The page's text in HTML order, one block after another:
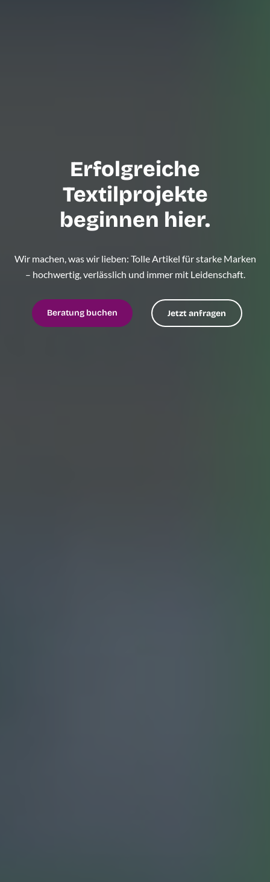
Erfolgreiche
Textilprojekte
beginnen hier.
Wir machen, was wir lieben: Tolle Artikel für starke Marken
– hochwertig, verlässlich und immer mit Leidenschaft.
Beratung buchen Jetzt anfragen